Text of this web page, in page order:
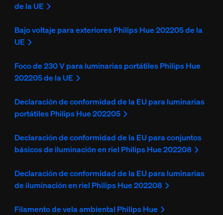
de la UE
Bajo voltaje para exteriores Philips Hue 202205 de la
UE
Foco de 230 V para luminarias portátiles Philips Hue
202205 de la UE
Declaración de conformidad de la EU para luminarias
portátiles Philips Hue 202205
Declaración de conformidad de la EU para conjuntos
básicos de iluminación en riel Philips Hue 202208
Declaración de conformidad de la EU para luminarias
de iluminación en riel Philips Hue 202208
Filamento de vela ambiental Philips Hue